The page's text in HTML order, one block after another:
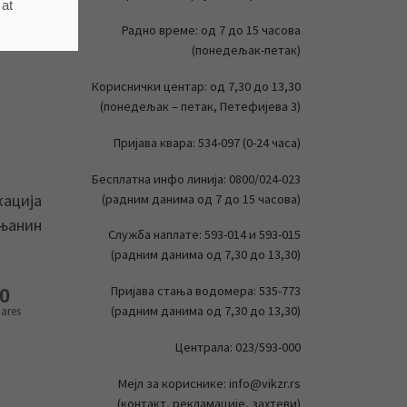
0
Радно време: од 7 до 15 часова
(понедељак-петак)
Кориснички центар: од 7,30 до 13,30
(понедељак – петак, Петефијева 3)
Пријава квара: 534-097 (0-24 часа)
Бесплатна инфо линија: 0800/024-023
(радним данима од 7 до 15 часова)
Служба наплате: 593-014 и 593-015
(радним данима од 7,30 до 13,30)
Пријава стања водомера: 535-773
(радним данима од 7,30 до 13,30)
Централа: 023/593-000
Мејл за кориснике: info@vikzr.rs
(контакт, рекламације, захтеви)